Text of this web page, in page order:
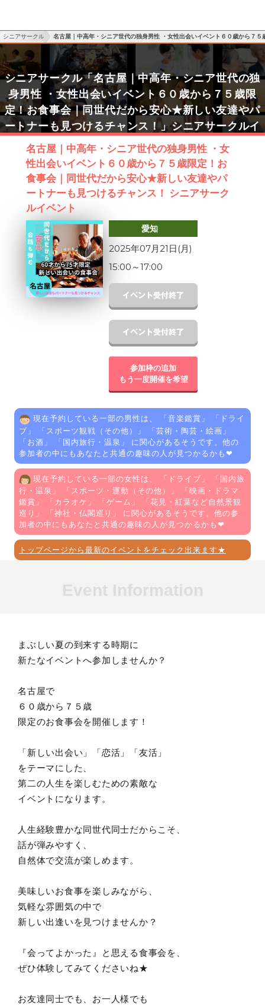
シニアサークル 名古屋｜中高年・シニア世代の独身男性 ・女性出会いイベント６０歳から７
シニアサークル「名古屋｜中高年・シニア世代の独
身男性 ・女性出会いイベント６０歳から７５歳限
定！お食事会｜同世代だから安心★新しい友達やパ
ートナーも見つけるチャンス！」シニアサークルイ
ベント詳細
名古屋｜中高年・シニア世代の独身男性 ・女
性出会いイベント６０歳から７５歳限定！お
食事会｜同世代だから安心★新しい友達やパ
ートナーも見つけるチャンス！ シニアサーク
ルイベント
愛知
2025年07月21日(月)
15:00 ～17:00
参加枠の追加
もう一度開催を希望
現在予約している一部の男性は、 「音楽鑑賞 」 「 ドライ
ブ 」 「 スポーツ観戦（その他） 」 「芸術・陶芸・絵画 」
「お酒 」 「国内旅行・温泉 」 に関心があるそうです。他の
参加者の中にもあなたと共通の趣味の人が見つかるかも❤
現在予約している一部の女性は、 「 ドライブ 」 「国内旅
行・温泉 」 「 スポーツ・運動（その他） 」 「映画・ドラマ
鑑賞 」 「 カラオケ 」 「ゲーム 」 「花見・紅葉など自然景観
巡り 」 「神社・仏閣巡り 」 に関心があるそうです。他の参
加者の中にもあなたと共通の趣味の人が見つかるかも❤
トップページから最新のイベントをチェック出来ます★
まぶしい夏の到来する時期に
新たなイベントへ参加しませんか？
名古屋で
６０歳から７５歳
限定のお食事会を開催します！
「新しい出会い」「恋活」「友活」
をテーマにした、
第二の人生を楽しむための素敵な
イベントになります。
人生経験豊かな同世代同士だからこそ、
話が弾みやすく、
自然体で交流が楽しめます。
美味しいお食事を楽しみながら、
気軽な雰囲気の中で
新しい出逢いを見つけませんか？
『会ってよかった』と思える食事会を、
ぜひ体験してみてくださいね★
お友達同士でも、お一人様でも